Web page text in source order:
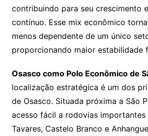
contribuindo para seu crescimento
contínuo. Esse mix econômico
menos dependente de um único
proporcionando maior estabilidade
Osasco como Polo Econômico de
localização estratégica é um dos
de Osasco. Situada próxima a São
acesso fácil a rodovias importantes
Tavares, Castelo Branco e